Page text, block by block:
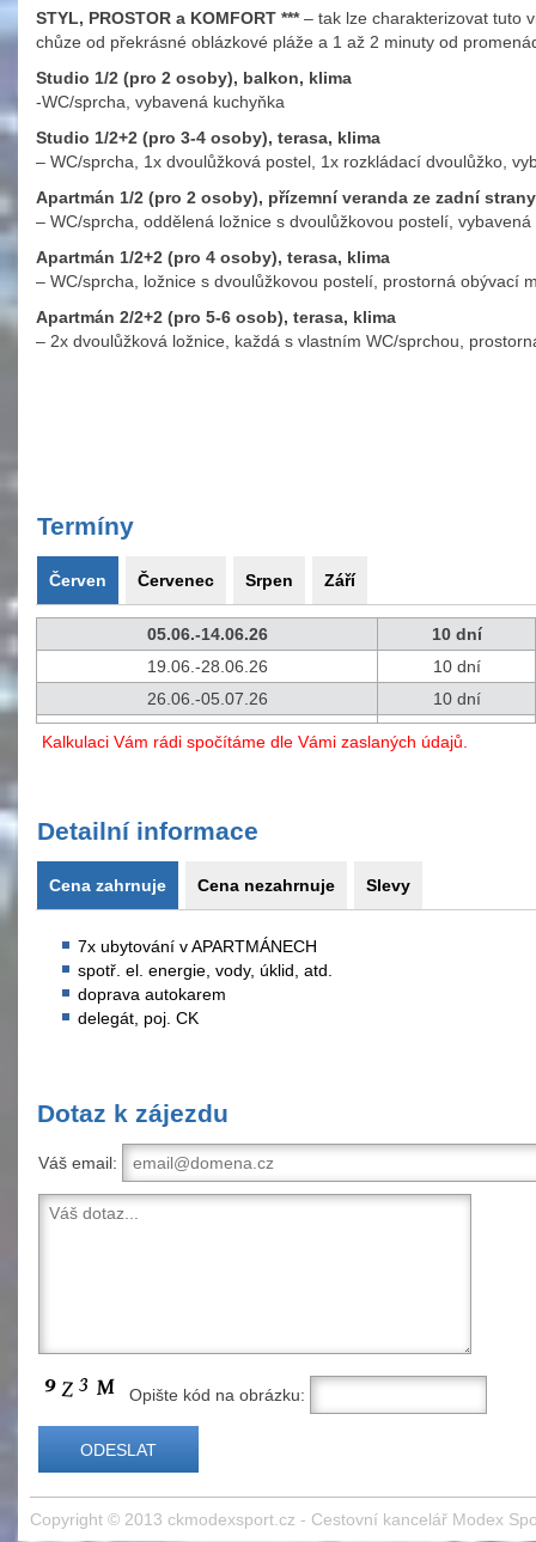
STYL, PROSTOR a KOMFORT ***– tak lze charakterizovat tuto
chůze od překrásné oblázkové pláže a 1 až 2 minuty od
Studio 1/2 (pro 2 osoby), balkon, klima
-WC/sprcha, vybavená kuchyňka
Studio 1/2+2 (pro 3-4 osoby), terasa, klima
– WC/sprcha, 1x dvoulůžková postel, 1x rozkládací dvoulůžko,
Apartmán 1/2 (pro 2 osoby), přízemní veranda ze zadní
– WC/sprcha, oddělená ložnice s dvoulůžkovou postelí, vybavená
Apartmán 1/2+2 (pro 4 osoby), terasa, klima
– WC/sprcha, ložnice s dvoulůžkovou postelí, prostorná obývací
Apartmán 2/2+2 (pro 5-6 osob), terasa, klima
– 2x dvoulůžková ložnice, každá s vlastním WC/sprchou,
Termíny
Červen Červenec Srpen Září
05.06.-14.06.26
10 dní
19.06.-28.06.26
10 dní
26.06.-05.07.26
10 dní
Kalkulaci Vám rádi spočítáme dle Vámi zaslaných údajů.
Detailní informace
Cena zahrnuje Cena nezahrnuje Slevy
7x ubytování v APARTMÁNECH
spotř. el. energie, vody, úklid, atd.
doprava autokarem
delegát, poj. CK
Dotaz k zájezdu
Váš email:
Opište kód na obrázku:
Copyright © 2013 ckmodexsport.cz - Cestovní kancelář Modex